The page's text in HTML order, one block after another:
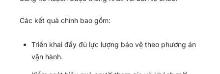
Các kết quả chính bao gồm:
Triển khai đầy đủ lực lượng bảo vệ theo phương án
vận hành.